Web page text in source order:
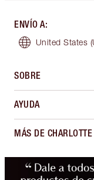
ENVÍO A:
United States
SOBRE
AYUDA
MÁS DE CHARLOTTE